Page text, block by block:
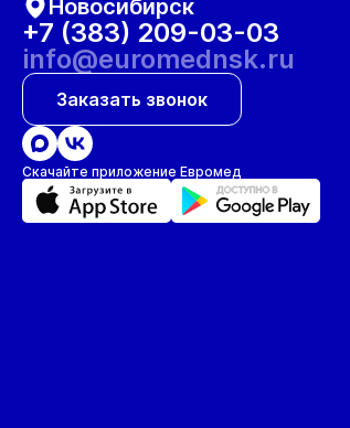
Новосибирск
+7 (383) 209-03-03
info@euromednsk.ru
Заказать звонок
Скачайте приложение Евромед